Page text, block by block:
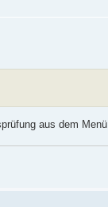
aus dem